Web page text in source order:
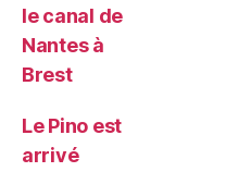
le canal de
Nantes à
Brest
Le Pino est
arrivé